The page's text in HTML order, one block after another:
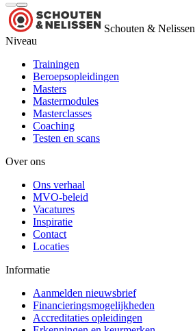
Schouten & Nelissen
Niveau
Trainingen
Beroepsopleidingen
Masters
Mastermodules
Masterclasses
Coaching
Testen en scans
Over ons
Ons verhaal
MVO-beleid
Vacatures
Inspiratie
Contact
Locaties
Informatie
Aanmelden nieuwsbrief
Financieringsmogelijkheden
Accreditaties opleidingen